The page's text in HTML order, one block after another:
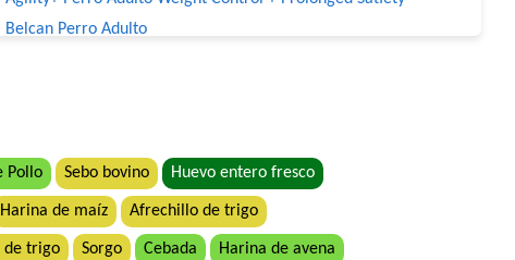
Belcan Perro Adulto
Biomax Perro Adulto
Biomax Perro Adulto de Raza Pequeña
Black Bones Perro Adulto
Pollo Sebo bovino Huevo entero fresco
Harina de maíz Afrechillo de trigo
de trigo Sorgo Cebada Harina de avena